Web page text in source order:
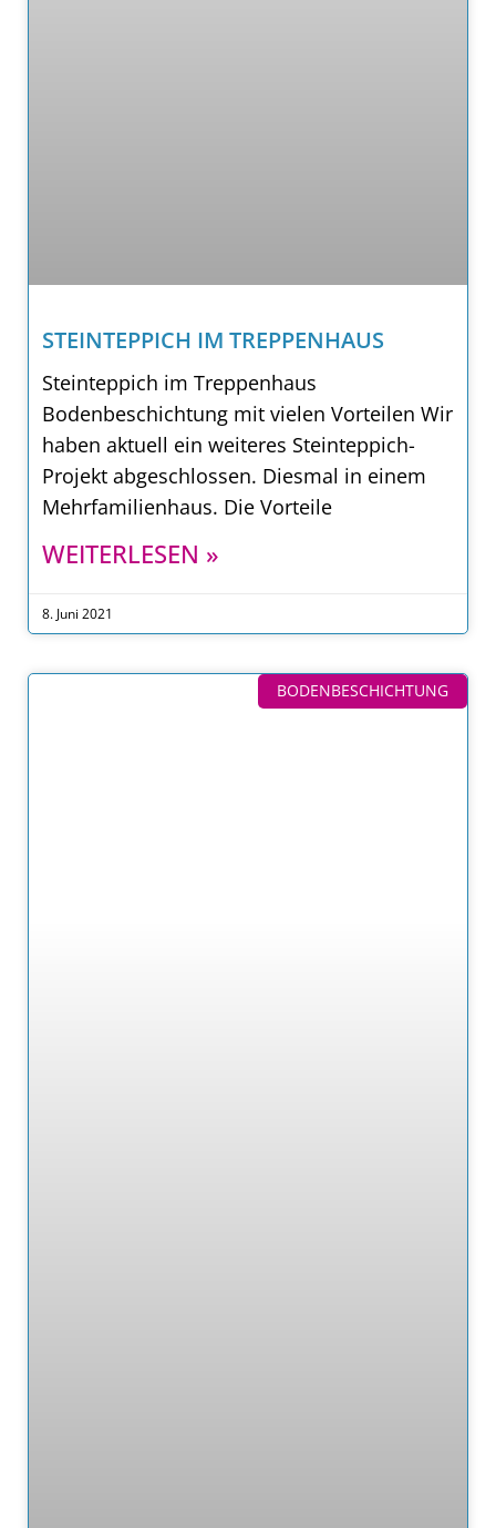
STEINTEPPICH IM TREPPENHAUS
Steinteppich im Treppenhaus
Bodenbeschichtung mit vielen Vorteilen Wir
haben aktuell ein weiteres Steinteppich-
Projekt abgeschlossen. Diesmal in einem
Mehrfamilienhaus. Die Vorteile
WEITERLESEN »
8. Juni 2021
BODENBESCHICHTUNG